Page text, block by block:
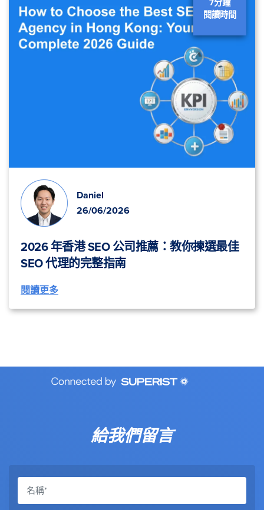
閱讀時間
Daniel
26/06/2026
2026 年香港 SEO 公司推薦：教你揀選最佳
SEO 代理的完整指南
閱讀更多
給我們留言